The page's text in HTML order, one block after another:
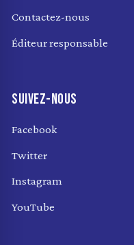
Contactez-nous
Éditeur responsable
SUIVEZ-NOUS
Facebook
Twitter
Instagram
YouTube